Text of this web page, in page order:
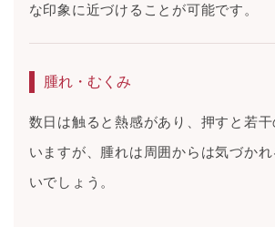
な印象に近づけることが可能です。
腫れ・むくみ
数日は触ると熱感があり、押すと若
いますが、腫れは周囲からは気づか
いでしょう。